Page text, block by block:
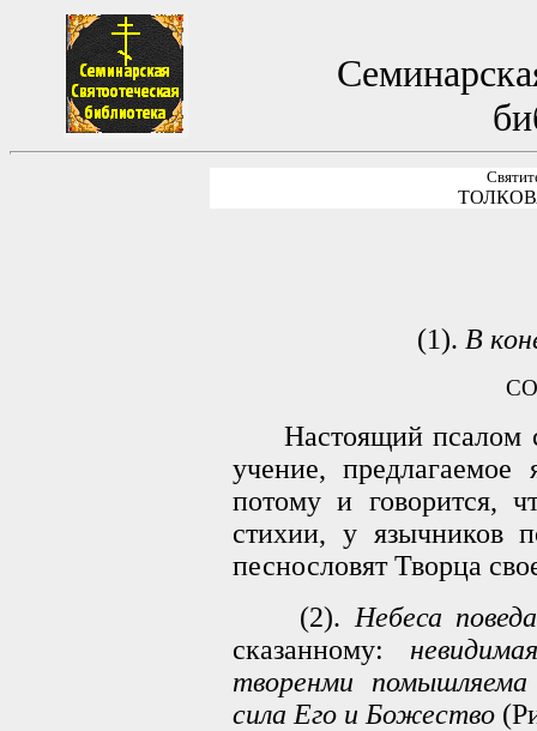
(1). В
Настоящий псалом
учение,
потому и говорится,
стихии, у язычников
песнословят Творца
(2). Небеса
сказанному:
творенми
сила Его и Божество